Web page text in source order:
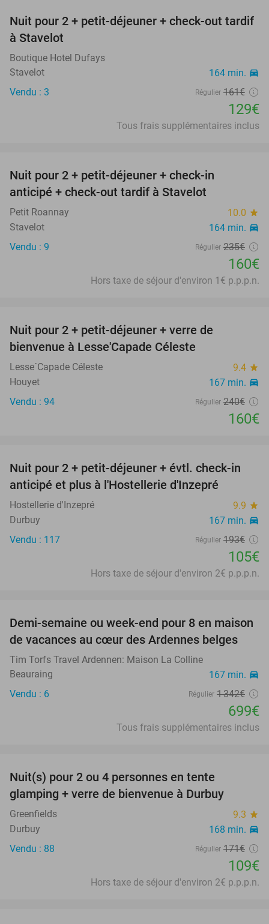
20%
Nuit pour 2 + petit-déjeuner + check-out tardif
à Stavelot
Boutique Hotel Dufays
Stavelot
164 min. directions_car
Vendu : 3 Régulier 161€
129€
Tous frais supplémentaires inclus
Nuit pour 2 + petit-déjeuner + check-in
anticipé + check-out tardif à Stavelot
Petit Roannay 10.0 star
Stavelot 164 min. directions_car
Vendu : 9 Régulier 235€
160€
Hors taxe de séjour d'environ 1€ p.p.p.n.
Nuit pour 2 + petit-déjeuner + verre de
bienvenue à Lesse'Capade Céleste
Lesse´Capade Céleste 9.4 star
Houyet 167 min. directions_car
Vendu : 94 Régulier 240€
160€
46%
Nuit pour 2 + petit-déjeuner + évtl. check-in
anticipé et plus à l'Hostellerie d'Inzepré
Hostellerie d'Inzepré 9.9 star
Durbuy 167 min. directions_car
Vendu : 117 Régulier 193€
105€
Hors taxe de séjour d'environ 2€ p.p.p.n.
54%
Demi-semaine ou week-end pour 8 en maison
de vacances au cœur des Ardennes belges
Tim Torfs Travel Ardennen: Maison La Colline
Beauraing
167 min. directions_car
Vendu : 6 Régulier 1 342€
699€
Tous frais supplémentaires inclus
Nuit(s) pour 2 ou 4 personnes en tente
glamping + verre de bienvenue à Durbuy
Greenfields 9.3 star
Durbuy 168 min. directions_car
Vendu : 88 Régulier 171€
109€
Hors taxe de séjour d'environ 2€ p.p.p.n.